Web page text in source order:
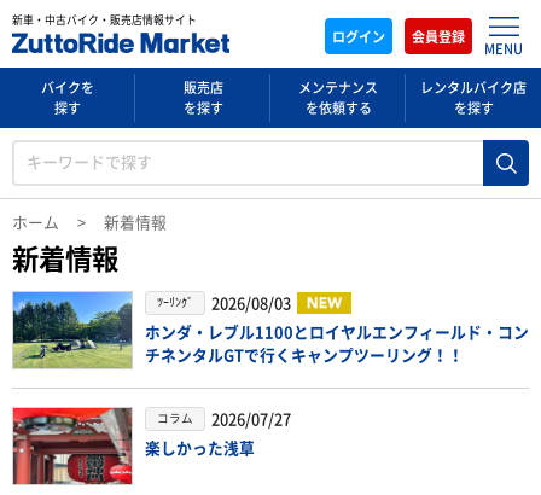
新車・中古バイク・販売店情報サイト
ログイン
会員登録
MENU
バイクを
探す
販売店
を探す
メンテナンス
を依頼する
レンタルバイク店
を探す
ホーム 新着情報
新着情報
ﾂｰﾘﾝｸﾞ
2026/08/03
ホンダ・レブル1100とロイヤルエンフィールド・コン
チネンタルGTで行くキャンプツーリング！！
コラム
2026/07/27
楽しかった浅草